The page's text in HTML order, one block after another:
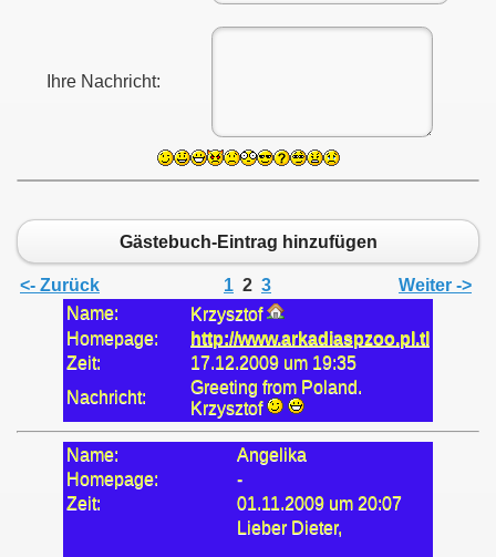
Ihre Nachricht:
Gästebuch-Eintrag hinzufügen
<- Zurück 1 2 3
Weiter ->
Name:
Krzysztof
Homepage:
http://www.arkadiaspzoo.pl.tl
Zeit:
17.12.2009 um 19:35
Nachricht:
Greeting from Poland.
Krzysztof
Name:
Angelika
Homepage:
-
Zeit:
01.11.2009 um 20:07
Lieber Dieter,